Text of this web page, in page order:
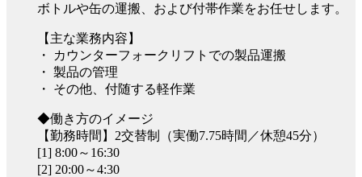
ボトルや缶の運搬、および付帯作業をお任せします。
【主な業務内容】
・ カウンターフォークリフトでの製品運搬
・ 製品の管理
・ その他、付随する軽作業
◆働き方のイメージ
【勤務時間】2交替制（実働7.75時間／休憩45分）
[1] 8:00～16:30
[2] 20:00～4:30